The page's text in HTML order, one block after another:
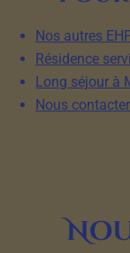
Nos autres
Résidence
Long séjour à
Nous